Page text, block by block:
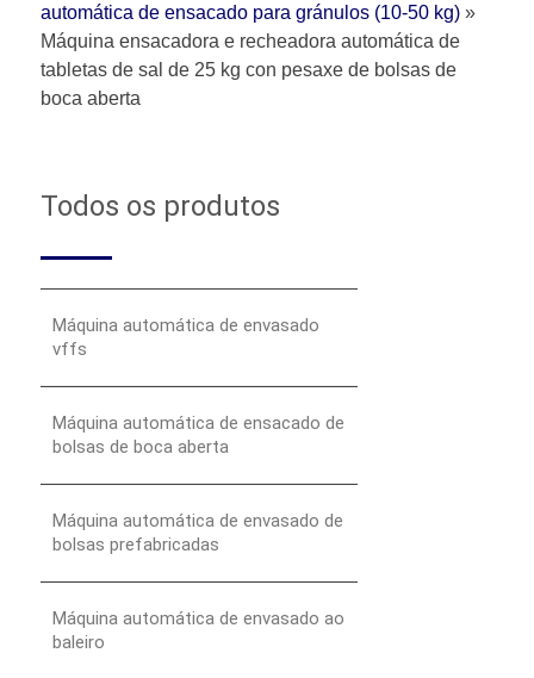
automática de ensacado para gránulos (10-50 kg) »
Máquina ensacadora e recheadora automática de
tabletas de sal de 25 kg con pesaxe de bolsas de
boca aberta
Todos os produtos
Máquina automática de envasado
vffs
Máquina automática de ensacado de
bolsas de boca aberta
Máquina automática de envasado de
bolsas prefabricadas
Máquina automática de envasado ao
baleiro